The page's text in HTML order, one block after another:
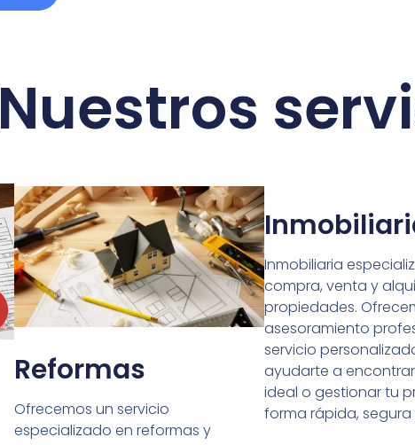
Nuestros
Reformas
Ofrecemos un servicio
especializado en reformas y
Inmobiliaria
compra, venta y
propiedades.
asesoramiento
servicio
ayudarte a
ideal o gestionar tu
forma rápida, segura